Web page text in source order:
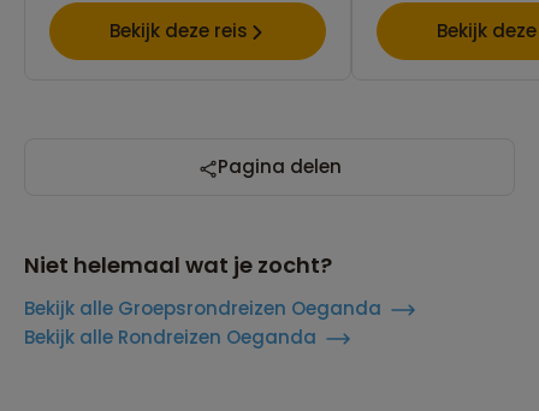
Bekijk deze reis Bekijk
Pagina delen
Niet helemaal wat je zocht?
Bekijk alle Groepsrondreizen Oeganda
Bekijk alle Rondreizen Oeganda
Reizen met oog voor mens, cultuur en milieu